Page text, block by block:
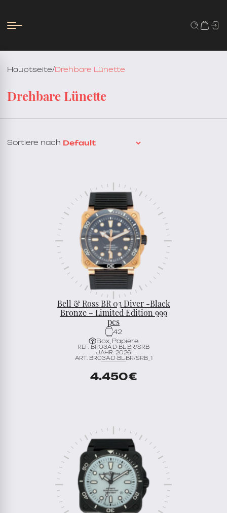
Hauptseite/ Drehbare Lünette
Drehbare Lünette
Sortiere nach
Bell & Ross BR 03 Diver -Black
Bronze – Limited Edition 999
pcs
42
Box, Papiere
REF. BR03A-D-BL-BR/SRB
JAHR: 2026
ART. BR03A-D-BL-BR/SRB_1
4.450€